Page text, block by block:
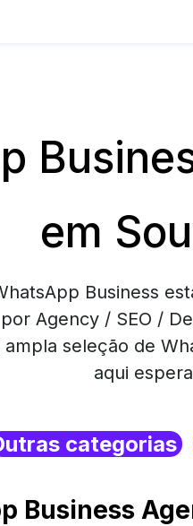
em
Business
Agency / SEO /
seleção de
aqui
categorias
Business